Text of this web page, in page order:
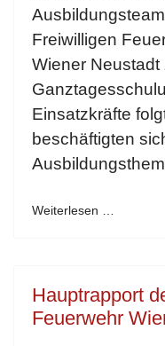
Freiwilligen
Wiener
Einsatzkräfte
beschäftigten
Weiterlesen …
Hauptrapport
Feuerwehr